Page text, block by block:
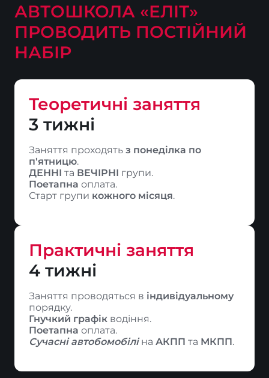
АВТОШКОЛА «ЕЛІТ»
ПРОВОДИТЬ ПОСТІЙНИЙ
НАБІР
Теоретичнi заняття
3 тижні
Заняття проходять з понеділка по
п'ятницю
ДЕННІ та ВЕЧІРНІ
Поетапна оплата.
Старт групи кожного місяця.
Практичнi заняття
4 тижні
Заняття проводяться в
індивідуальному
Гнучкий графік
Поетапна
Сучасні автобомобілі на АКПП та МКПП.